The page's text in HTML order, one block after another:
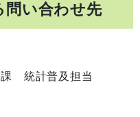
問い合わせ先
課 統計普及担当